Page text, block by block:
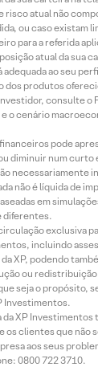
risco atual não
ou caso existam
para a referida
atual da sua
ao seu
dos produtos
consulte o
o cenário
pode
diminuir num curto
necessariamente
não é líquida de
em
diferentes.
exclusiva
incluindo
XP, podendo
ou
seja o propósito,
Investimentos.
XP Investimentos
os clientes que não
aos seus
0800 722 3710.